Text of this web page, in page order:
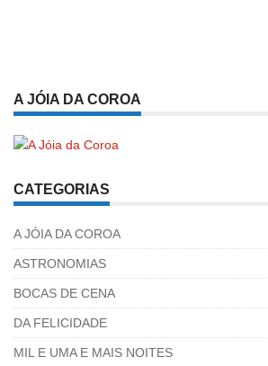
A JÓIA DA COROA
CATEGORIAS
A JÓIA DA COROA
ASTRONOMIAS
BOCAS DE CENA
DA FELICIDADE
MIL E UMA E MAIS NOITES